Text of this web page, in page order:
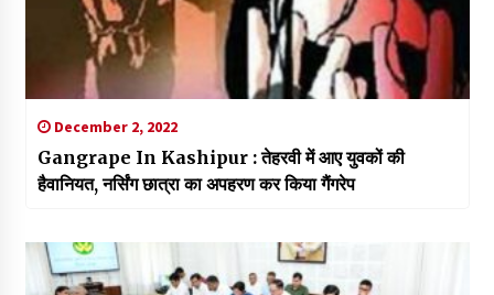
December 2, 2022
Gangrape In Kashipur : तेहरवी में आए युवकों की
हैवानियत, नर्सिंग छात्रा का अपहरण कर किया गैंगरेप